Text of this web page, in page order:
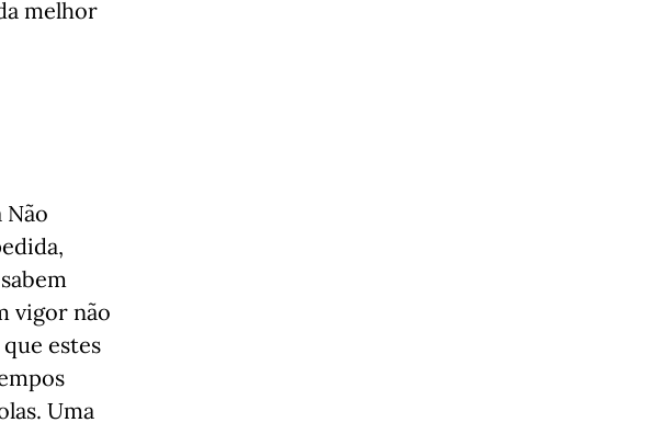
melhor
Não
vigor não
estes
Uma